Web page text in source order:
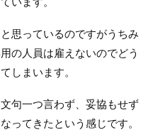
思っているのですがうちみ
の人員は雇えないのでどう
しまいます。
句一つ言わず、妥協もせず
ってきたという感じです。